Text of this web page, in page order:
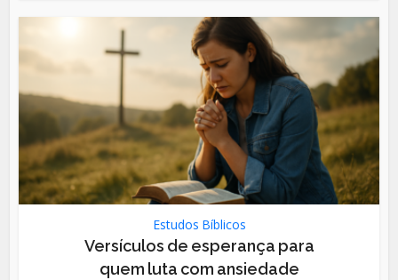
Estudos Bíblicos
Versículos de esperança para
quem luta com ansiedade